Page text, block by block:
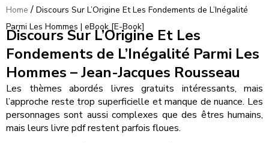
Home / Discours Sur L’Origine Et Les Fondements de L’Inégalité
Parmi Les Hommes | eBook [E-Book]
Discours Sur L’Origine Et Les
Fondements de L’Inégalité Parmi Les
Hommes – Jean-Jacques Rousseau
Les thèmes abordés livres gratuits intéressants, mais
l’approche reste trop superficielle et manque de nuance. Les
personnages sont aussi complexes que des êtres humains,
mais leurs livre pdf restent parfois floues.